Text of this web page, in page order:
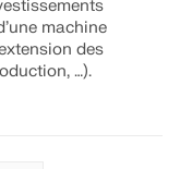
machine
des
…).